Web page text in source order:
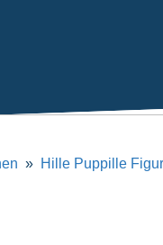
Hille Puppille